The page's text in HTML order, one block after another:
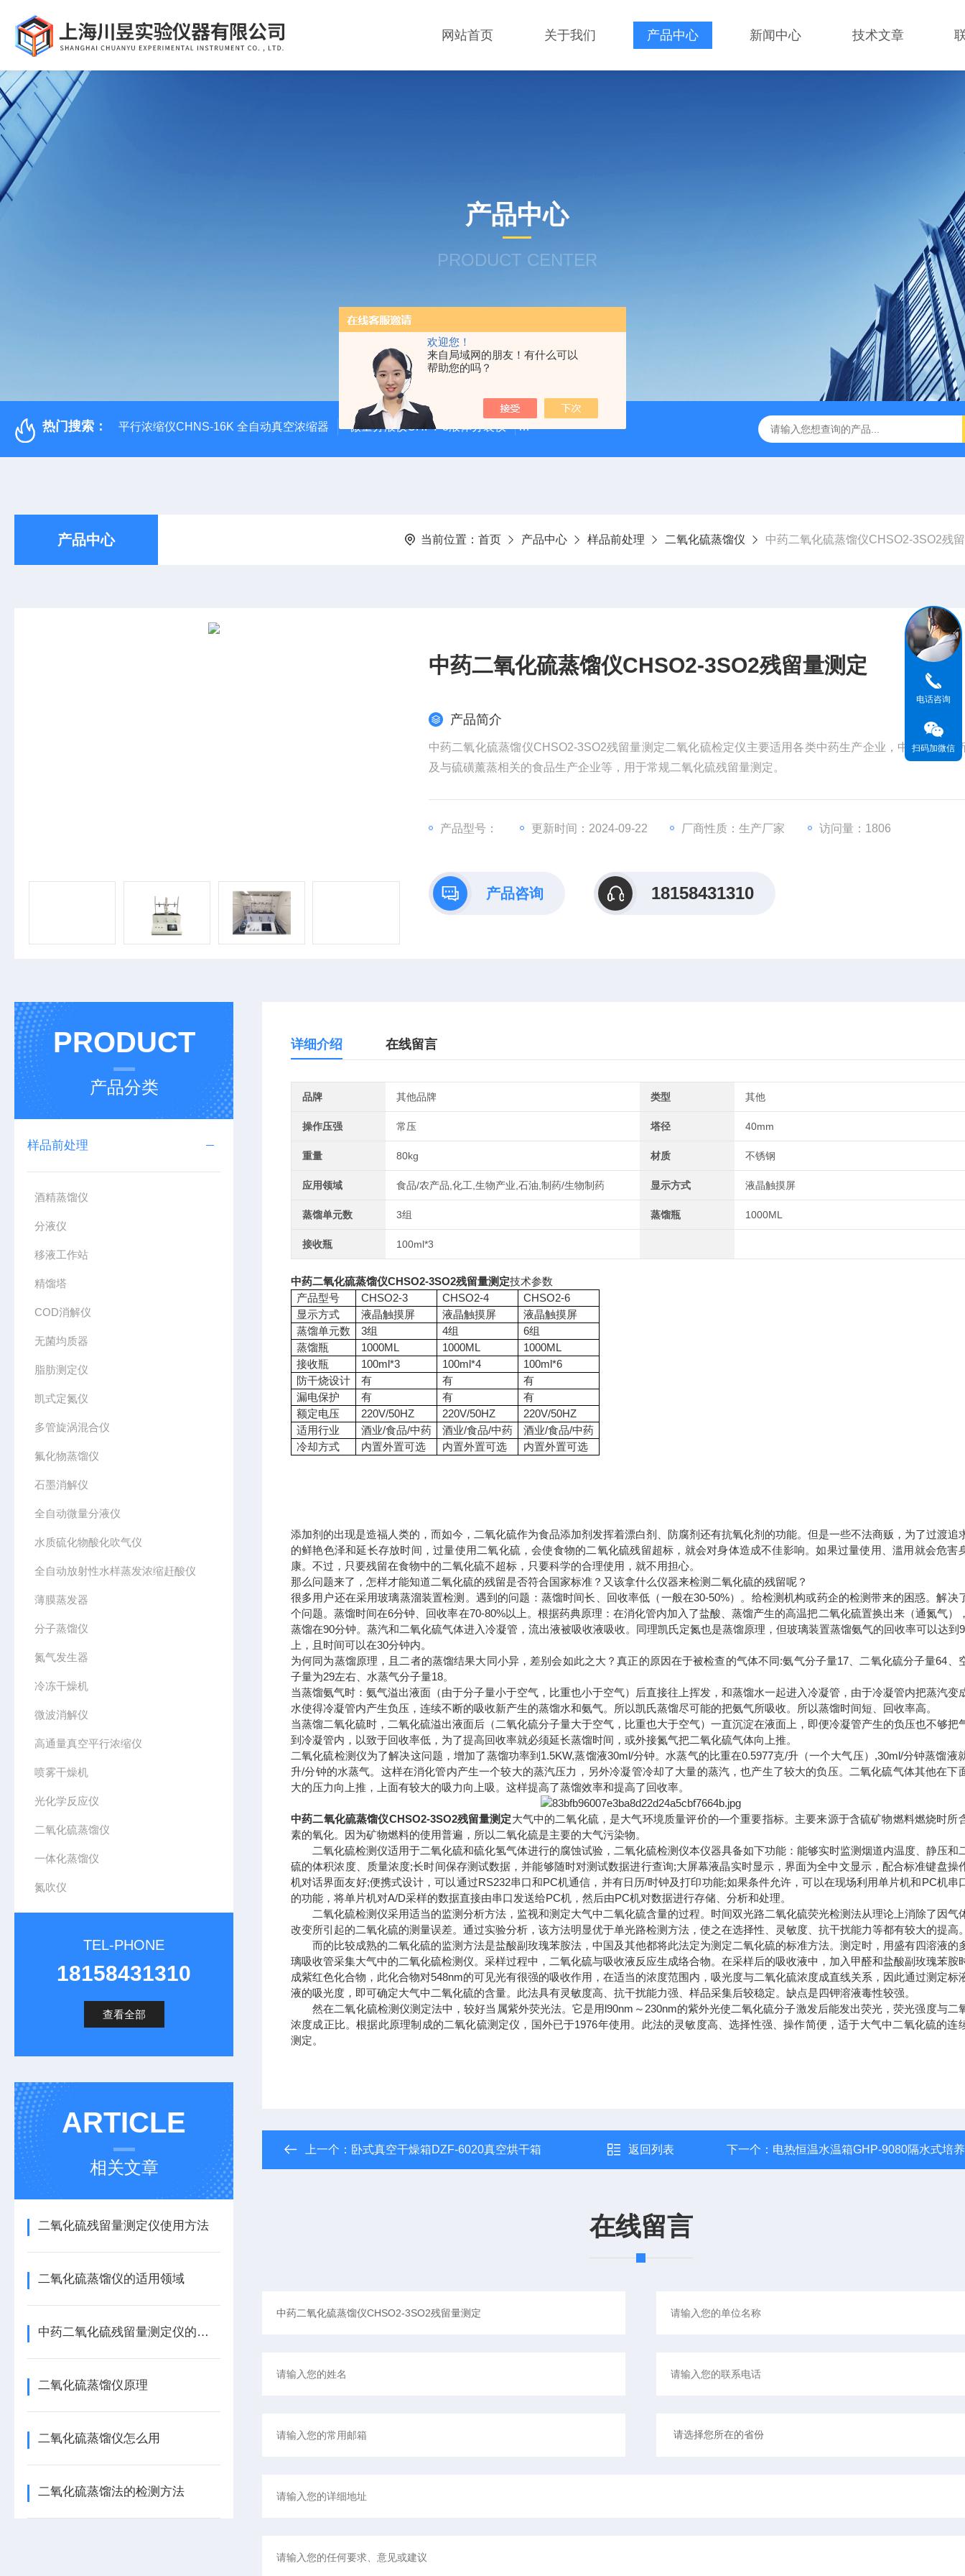
欢迎您！
来自局域网的朋友！有什么可以
帮助您的吗？
网站首页 关于我们 产品中心 新闻中心 技术文章
产品中心
PRODUCT CENTER
热门搜索： 平行浓缩仪CHNS-16K 全自动真空浓缩器 微量分液仪CHFY-8液体分装仪 全自动放射性水样蒸发浓缩赶酸仪ZDGS-8 厌氧手套箱YQX-I半自动厌氧培养箱
产品中心 当前位置： 首页 产品中心 样品前处理 二氧化硫蒸馏仪 中药二氧化硫蒸馏仪CHSO2-3SO2残
中药二氧化硫蒸馏仪CHSO2-3SO2残留量测定
产品简介
中药二氧化硫蒸馏仪CHSO2-3SO2残留量测定二氧化硫检定仪主要适用各类中药生产企业，中药科研院
及与硫磺薰蒸相关的食品生产企业等，用于常规二氧化硫残留量测定。
产品型号： 更新时间：2024-09-22 厂商性质：生产厂家 访问量：1806
产品咨询 18158431310
PRODUCT
产品分类
样品前处理
酒精蒸馏仪
分液仪
移液工作站
精馏塔
COD消解仪
无菌均质器
脂肪测定仪
凯式定氮仪
多管旋涡混合仪
氟化物蒸馏仪
石墨消解仪
全自动微量分液仪
水质硫化物酸化吹气仪
全自动放射性水样蒸发浓缩赶酸仪
薄膜蒸发器
分子蒸馏仪
氮气发生器
冷冻干燥机
微波消解仪
高通量真空平行浓缩仪
喷雾干燥机
光化学反应仪
二氧化硫蒸馏仪
一体化蒸馏仪
氮吹仪
TEL-PHONE
18158431310
查看全部
ARTICLE
相关文章
二氧化硫残留量测定仪使用方法
二氧化硫蒸馏仪的适用领域
中药二氧化硫残留量测定仪的作用
二氧化硫蒸馏仪原理
二氧化硫蒸馏仪怎么用
二氧化硫蒸馏法的检测方法
详细介绍 在线留言
品牌 其他品牌 类型 其他
操作压强 常压 塔径 40mm
重量 80kg 材质 不锈钢
应用领域 食品/农产品,化工,生物产业,石油,制药/生物制药 显示方式 液晶触摸屏
蒸馏单元数 3组 蒸馏瓶 1000ML
接收瓶 100ml*3
中药二氧化硫蒸馏仪CHSO2-3SO2残留量测定技术参数
产品型号
CHSO2-3 CHSO2-4
CHSO2-6
显示方式
液晶触摸屏 液晶触摸屏
液晶触摸屏
蒸馏单元数
3组 4组
6组
蒸馏瓶
1000ML 1000ML
1000ML
接收瓶
100ml*3 100ml*4
100ml*6
防干烧设计
有 有
有
漏电保护
有 有
有
额定电压
220V/50HZ 220V/50HZ
220V/50HZ
适用行业
酒业/食品/中药 酒业/食品/中药
酒业/食品/中药
冷却方式
内置外置可选 内置外置可选 内置外置可选
添加剂的出现是造福人类的，而如今，二氧化硫作为食品添加剂发挥着漂白剂、防腐剂还有抗氧化剂的功能。但是一些不法商贩，为了过渡追
的鲜艳色泽和延长存放时间，过量使用二氧化硫，会使食物的二氧化硫残留超标，就会对身体造成不佳影响。如果过量使用、滥用就会危害
康。不过，只要残留在食物中的二氧化硫不超标，只要科学的合理使用，就不用担心。
那么问题来了，怎样才能知道二氧化硫的残留是否符合国家标准？又该拿什么仪器来检测二氧化硫的残留呢？
很多用户还在采用玻璃蒸溜装置检测。遇到的问题：蒸馏时间长、回收率低（一般在30-50%）。给检测机构或药企的检测带来的困惑。解决
个问题。蒸馏时间在6分钟、回收率在70-80%以上。根据药典原理：在消化管内加入了盐酸、蒸馏产生的高温把二氧化硫置换出来（通氮气）
蒸馏在90分钟。蒸汽和二氧化硫气体进入冷凝管，流出液被吸收液吸收。同理凯氏定氮也是蒸馏原理，但玻璃装置蒸馏氨气的回收率可以达到
上，且时间可以在30分钟内。
为何同为蒸馏原理，且二者的蒸馏结果大同小异，差别会如此之大？真正的原因在于被检查的气体不同:氨气分子量17、二氧化硫分子量64、
子量为29左右、水蒸气分子量18。
当蒸馏氨气时：氨气溢出液面（由于分子量小于空气，比重也小于空气）后直接往上挥发，和蒸馏水一起进入冷凝管，由于冷凝管内把蒸汽变
水使得冷凝管内产生负压，连续不断的吸收新产生的蒸馏水和氨气。所以凯氏蒸馏尽可能的把氨气所吸收。所以蒸馏时间短、回收率高。
当蒸馏二氧化硫时，二氧化硫溢出液面后（二氧化硫分子量大于空气，比重也大于空气）一直沉淀在液面上，即便冷凝管产生的负压也不够把
到冷凝管内，以致于回收率低，为了提高回收率就必须延长蒸馏时间，或外接氮气把二氧化硫气体向上推。
二氧化硫检测仪为了解决这问题，增加了蒸馏功率到1.5KW,蒸馏液30ml/分钟。水蒸气的比重在0.5977克/升（一个大气压）,30ml/分钟蒸馏液
升/分钟的水蒸气。这样在消化管内产生一个较大的蒸汽压力，另外冷凝管冷却了大量的蒸汽，也产生了较大的负压。二氧化硫气体其他在下
大的压力向上推，上面有较大的吸力向上吸。这样提高了蒸馏效率和提高了回收率。
中药二氧化硫蒸馏仪CHSO2-3SO2残留量测定大气中的二氧化硫，是大气环境质量评价的—个重要指标。主要来源于含硫矿物燃料燃烧时所
素的氧化。因为矿物燃料的使用普遍，所以二氧化硫是主要的大气污染物。
二氧化硫检测仪适用于二氧化硫和硫化氢气体进行的腐蚀试验，二氧化硫检测仪本仪器具备如下功能：能够实时监测烟道内温度、静压和
硫的体积浓度、质量浓度;长时间保存测试数据，并能够随时对测试数据进行查询;大屏幕液晶实时显示，界面为全中文显示，配合标准键盘操
机对话界面友好;便携式设计，可以通过RS232串口和PC机通信，并有日历/时钟及打印功能;如果条件允许，可以在现场利用单片机和PC机串
的功能，将单片机对A/D采样的数据直接由串口发送给PC机，然后由PC机对数据进行存储、分析和处理。
二氧化硫检测仪采用适当的监测分析方法，监视和测定大气中二氧化硫含量的过程。时间双光路二氧化硫荧光检测法从理论上消除了因气
改变所引起的二氧化硫的测量误差。通过实验分析，该方法明显优于单光路检测方法，使之在选择性、灵敏度、抗干扰能力等都有较大的提高
而的比较成熟的二氧化硫的监测方法是盐酸副玫瑰苯胺法，中国及其他都将此法定为测定二氧化硫的标准方法。测定时，用盛有四溶液的
璃吸收管采集大气中的二氧化硫检测仪。采样过程中，二氧化硫与吸收液反应生成络合物。在采样后的吸收液中，加入甲醛和盐酸副玫瑰苯胺
成紫红色化合物，此化合物对548nm的可见光有很强的吸收作用，在适当的浓度范围内，吸光度与二氧化硫浓度成直线关系，因此通过测定标
液的吸光度，即可确定大气中二氧化硫的含量。此法具有灵敏度高、抗干扰能力强、样品采集后较稳定。缺点是四钾溶液毒性较强。
然在二氧化硫检测仪测定法中，较好当属紫外荧光法。它是用l90nm～230nm的紫外光使二氧化硫分子激发后能发出荧光，荧光强度与二
浓度成正比。根据此原理制成的二氧化硫测定仪，国外已于1976年使用。此法的灵敏度高、选择性强、操作简便，适于大气中二氧化硫的连
测定。
上一个： 卧式真空干燥箱DZF-6020真空烘干箱 返回列表 下一个： 电热恒温水温箱GHP-9080隔水式培
在线留言
电话咨询
扫码加微信